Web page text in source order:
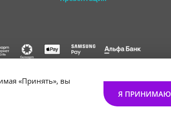
3. Р/с BY34 ALFA 3012 2B24 8200 1027 0000"
выдано Минским горисполкомом 30.11.2021 г.
«Принять», вы
Я ПРИНИМАЮ